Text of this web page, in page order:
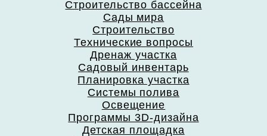
Строительство бассейна
Сады мира
Строительство
Технические вопросы
Дренаж участка
Садовый инвентарь
Планировка участка
Системы полива
Освещение
Программы 3D-дизайна
Детская площадка